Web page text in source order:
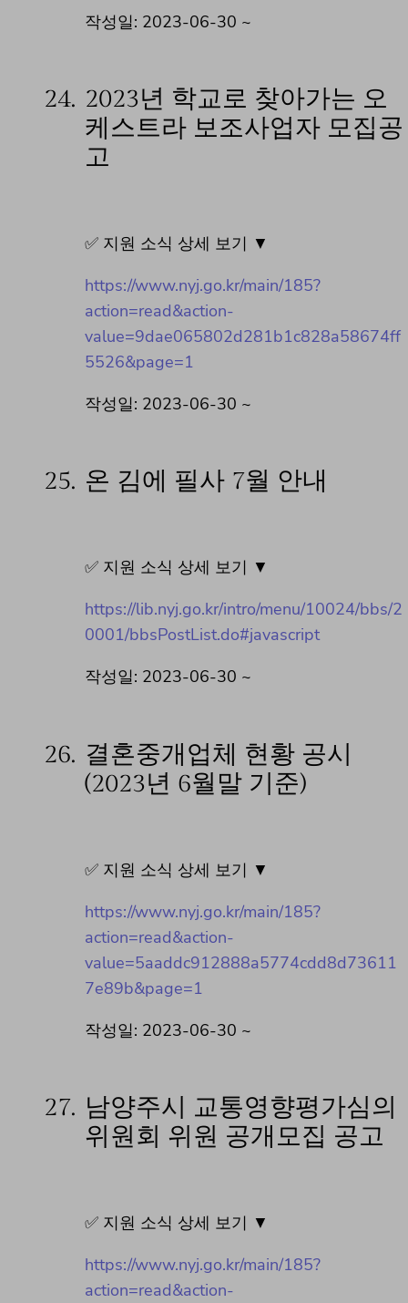
작성일: 2023-06-30 ~
24. 2023년 학교로 찾아가는 오
케스트라 보조사업자 모집공
고
✅ 지원 소식 상세 보기 ▼
https://www.nyj.go.kr/main/185?
action=read&action-
value=9dae065802d281b1c828a58674ff
5526&page=1
작성일: 2023-06-30 ~
25. 온 김에 필사 7월 안내
✅ 지원 소식 상세 보기 ▼
https://lib.nyj.go.kr/intro/menu/10024/bbs/2
0001/bbsPostList.do#javascript
작성일: 2023-06-30 ~
26. 결혼중개업체 현황 공시
(2023년 6월말 기준)
✅ 지원 소식 상세 보기 ▼
https://www.nyj.go.kr/main/185?
action=read&action-
value=5aaddc912888a5774cdd8d73611
7e89b&page=1
작성일: 2023-06-30 ~
27. 남양주시 교통영향평가심의
위원회 위원 공개모집 공고
✅ 지원 소식 상세 보기 ▼
https://www.nyj.go.kr/main/185?
action=read&action-